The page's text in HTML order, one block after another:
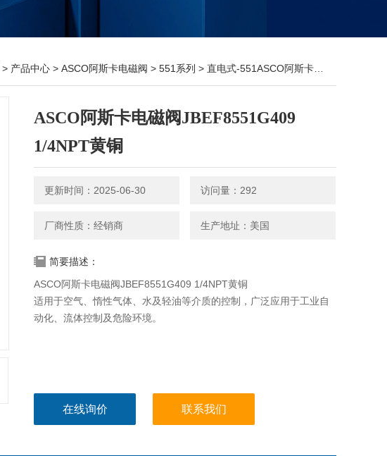
> 产品中心 > ASCO阿斯卡电磁阀 > 551系列 > 直电式-551ASCO阿斯卡电磁阀JBEF8551G409 1/4NPT黄铜
ASCO阿斯卡电磁阀JBEF8551G409
1/4NPT黄铜
更新时间：2025-06-30 访问量：292
厂商性质：经销商 生产地址：美国
简要描述：
ASCO阿斯卡电磁阀JBEF8551G409 1/4NPT黄铜
适用于空气、惰性气体、水及轻油等介质的控制，广泛应用于工业自
动化、流体控制及危险环境。
在线询价 联系我们